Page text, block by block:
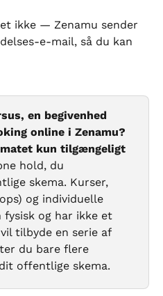
ikke — Zenamu sender
e-mail, så du kan
en begivenhed
online i Zenamu?
kun tilgængeligt
hold, du
skema. Kurser,
og individuelle
og har ikke et
tilbyde en serie af
du bare flere
offentlige skema.